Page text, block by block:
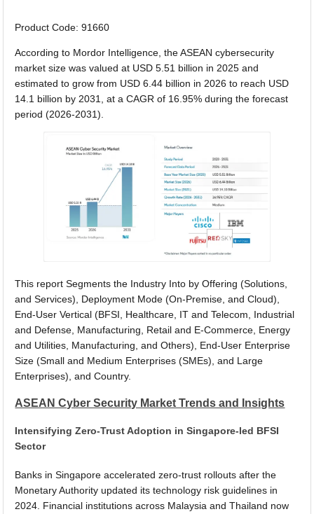
Product Code: 91660
According to Mordor Intelligence, the ASEAN cybersecurity
market size was valued at USD 5.51 billion in 2025 and
estimated to grow from USD 6.44 billion in 2026 to reach USD
14.1 billion by 2031, at a CAGR of 16.95% during the forecast
period (2026-2031).
This report Segments the Industry Into by Offering (Solutions,
and Services), Deployment Mode (On-Premise, and Cloud),
End-User Vertical (BFSI, Healthcare, IT and Telecom, Industrial
and Defense, Manufacturing, Retail and E-Commerce, Energy
and Utilities, Manufacturing, and Others), End-User Enterprise
Size (Small and Medium Enterprises (SMEs), and Large
Enterprises), and Country.
ASEAN Cyber Security Market Trends and Insights
Intensifying Zero-Trust Adoption in Singapore-led BFSI
Sector
Banks in Singapore accelerated zero-trust rollouts after the
Monetary Authority updated its technology risk guidelines in
2024. Financial institutions across Malaysia and Thailand now